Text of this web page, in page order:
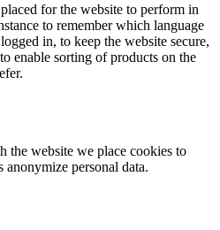
for the website to perform in
to remember which language
in, to keep the website secure,
enable sorting of products on the
website we place cookies to
anonymize personal data.